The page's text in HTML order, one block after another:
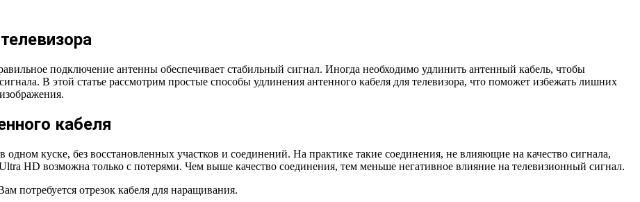
подключение антенны обеспечивает стабильный сигнал. Иногда необходимо удлинить антенный кабель, чтобы
В этой статье рассмотрим простые способы удлинения антенного кабеля для телевизора, что поможет избежать лишних
кабеля
одном куске, без восстановленных участков и соединений. На практике такие соединения, не влияющие на качество сигнала,
HD возможна только с потерями. Чем выше качество соединения, тем меньше негативное влияние на телевизионный сигнал.
потребуется отрезок кабеля для наращивания.